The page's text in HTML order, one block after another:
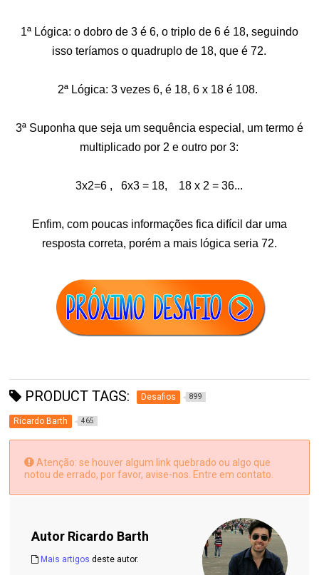
1ª Lógica: o dobro de 3 é 6, o triplo de 6 é 18, seguindo
isso teríamos o quadruplo de 18, que é 72.
2ª Lógica: 3 vezes 6, é 18, 6 x 18 é 108.
3ª Suponha que seja um sequência especial, um termo é
multiplicado por 2 e outro por 3:
3x2=6 , 6x3 = 18, 18 x 2 = 36...
Enfim, com poucas informações fica difícil dar uma
resposta correta, porém a mais lógica seria 72.
PRODUCT TAGS: Desafios 899
Ricardo Barth 465
Atenção: se houver algum link quebrado ou algo que
notou de errado, por favor, avise-nos. Entre em contato.
Autor Ricardo Barth
Mais artigos deste autor.